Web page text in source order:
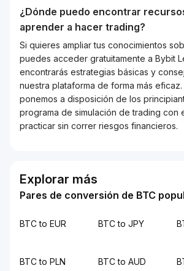
¿Dónde puedo encontrar
aprender a hacer trading?
Si quieres ampliar tus conocimientos
puedes acceder gratuitamente a Bybit
encontrarás estrategias básicas y
nuestra plataforma de forma más eficaz.
ponemos a disposición de los
programa de simulación de trading con
practicar sin correr riesgos financieros.
Explorar más
Pares de conversión de BTC
BTC to EUR BTC to JPY
BTC to PLN BTC to AUD